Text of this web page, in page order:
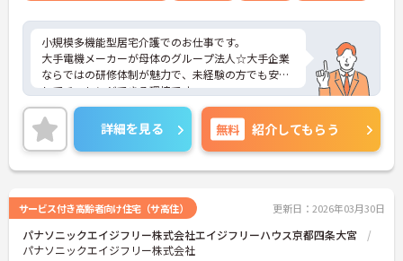
小規模多機能型居宅介護でのお仕事です。
大手電機メーカーが母体のグループ法人☆大手企業
ならではの研修体制が魅力で、未経験の方でも安心
してチャレンジできる環境です。
また、年間休日114日とお休みも多め、メリハリを
つけてはたらくことができます。
ご興味のある方には、面接対策ポイントなど、さら
に詳細をお話いたしますので、お気軽にご相談くだ
さい。
詳細を見る 無料 紹介してもらう
サービス付き高齢者向け住宅（サ高住） 更新日：2026年03月30日
パナソニックエイジフリー株式会社エイジフリーハウス京都四条大宮
パナソニックエイジフリー株式会社